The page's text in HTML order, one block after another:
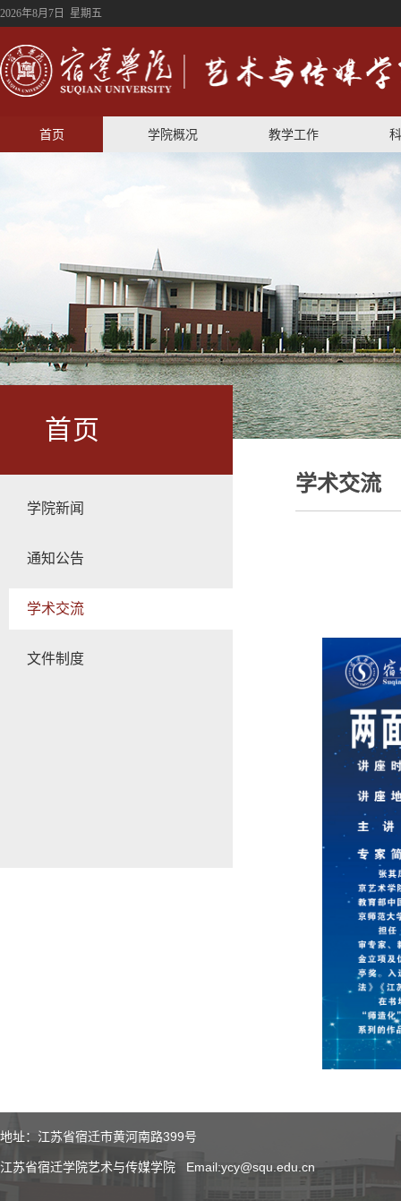
2026年8月7日 星期五
首页 学院概况 教学工作
首页
学院新闻
通知公告
学术交流
文件制度
学术交流
地址：江苏省宿迁市黄河南路399号
江苏省宿迁学院艺术与传媒学院 Email:ycy@squ.edu.cn